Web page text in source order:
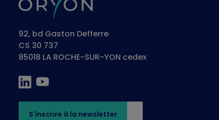
92, bd Gaston Defferre
CS 30 737
85018 LA ROCHE-SUR-YON cedex
S'inscrire à la newsletter